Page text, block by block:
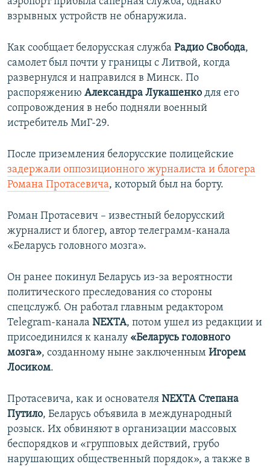
взрывных устройств не обнаружила.
Как сообщает белорусская служба Радио Свобода,
самолет был почти у границы с Литвой, когда
развернулся и направился в Минск. По
распоряжению Александра Лукашенко для его
сопровождения в небо подняли военный
истребитель МиГ-29.
После приземления белорусские полицейские
задержали оппозиционного журналиста и блогера
Романа Протасевича, который был на борту.
Роман Протасевич – известный белорусский
журналист и блогер, автор телеграмм-канала
«Беларусь головного мозга».
Он ранее покинул Беларусь из-за вероятности
политического преследования со стороны
спецслужб. Он работал главным редактором
Telegram-канала NEXTA, потом ушел из редакции и
присоединился к каналу «Беларусь головного
мозга», созданному ныне заключенным Игорем
Лосиком.
Протасевича, как и основателя NEXTA Степана
Путило, Беларусь объявила в международный
розыск. Их обвиняют в организации массовых
беспорядков и «групповых действий, грубо
нарушающих общественный порядок», а также в